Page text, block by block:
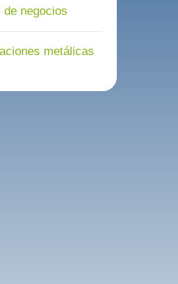
de negocios
metálicas